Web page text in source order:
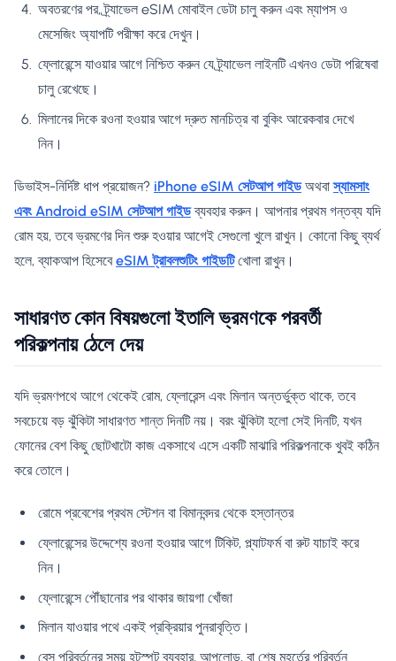
অবতরণের পর, ট্র্যাভেল eSIM মোবাইল ডেটা চালু করুন এবং ম্যাপস ও
মেসেজিং অ্যাপটি পরীক্ষা করে দেখুন।
ফ্লোরেন্সে যাওয়ার আগে নিশ্চিত করুন যে ট্র্যাভেল লাইনটি এখনও ডেটা পরিষেবা
চালু রেখেছে।
মিলানের দিকে রওনা হওয়ার আগে দ্রুত মানচিত্র বা বুকিং আরেকবার দেখে
নিন।
ডিভাইস-নির্দিষ্ট ধাপ প্রয়োজন? iPhone eSIM সেটআপ গাইডঅথবাস্যামসাং
এবং Android eSIM সেটআপ গাইডব্যবহার করুন। আপনার প্রথম গন্তব্য যদি
রোম হয়, তবে ভ্রমণের দিন শুরু হওয়ার আগেই সেগুলো খুলে রাখুন। কোনো কিছু ব্যর্থ
হলে, ব্যাকআপ হিসেবেeSIM ট্রাবলশুটিং গাইডটিখোলা রাখুন।
সাধারণত কোন বিষয়গুলো ইতালি ভ্রমণকে পরবর্তী
পরিকল্পনায় ঠেলে দেয়
যদি ভ্রমণপথে আগে থেকেই রোম, ফ্লোরেন্স এবং মিলান অন্তর্ভুক্ত থাকে, তবে
সবচেয়ে বড় ঝুঁকিটা সাধারণত শান্ত দিনটি নয়। বরং ঝুঁকিটা হলো সেই দিনটি, যখন
ফোনের বেশ কিছু ছোটখাটো কাজ একসাথে এসে একটি মাঝারি পরিকল্পনাকে খুবই কঠিন
করে তোলে।
রোমে প্রবেশের প্রথম স্টেশন বা বিমানবন্দর থেকে হস্তান্তর
ফ্লোরেন্সের উদ্দেশ্যে রওনা হওয়ার আগে টিকিট, প্ল্যাটফর্ম বা রুট যাচাই করে
নিন।
ফ্লোরেন্সে পৌঁছানোর পর থাকার জায়গা খোঁজা
মিলান যাওয়ার পথে একই প্রক্রিয়ার পুনরাবৃত্তি।
বেস পরিবর্তনের সময় হটস্পট ব্যবহার, আপলোড, বা শেষ মুহূর্তের পরিবর্তন